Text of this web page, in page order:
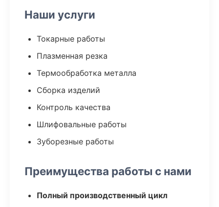
Наши услуги
Токарные работы
Плазменная резка
Термообработка металла
Сборка изделий
Контроль качества
Шлифовальные работы
Зуборезные работы
Преимущества работы с нами
Полный производственный цикл